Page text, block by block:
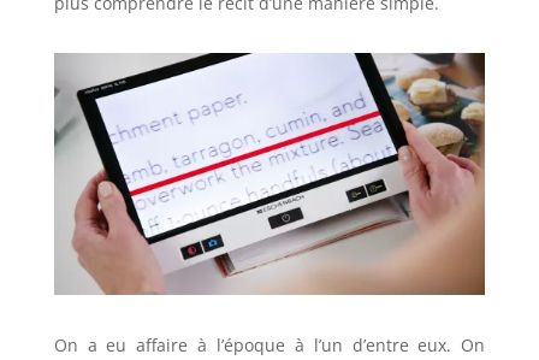
On a eu affaire à l’époque à l’un d’entre eux. On